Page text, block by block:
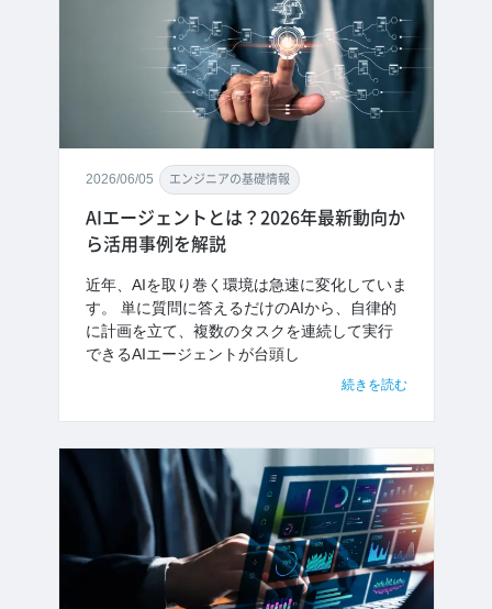
2026/06/05 エンジニアの基礎情報
AIエージェントとは？2026年最新動向か
ら活用事例を解説
近年、AIを取り巻く環境は急速に変化していま
す。 単に質問に答えるだけのAIから、自律的
に計画を立て、複数のタスクを連続して実行
できるAIエージェントが台頭し
続きを読む